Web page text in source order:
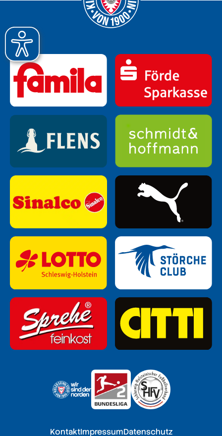
KontaktImpressumDatenschutz